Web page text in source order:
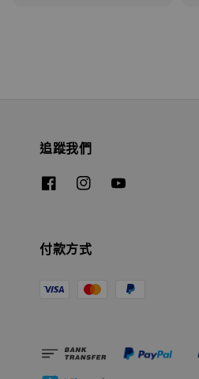
追蹤我們
付款方式